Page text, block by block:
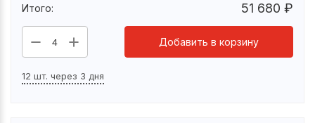
Итого: 51 680 ₽
4 Добавить в корзину
12 шт. через 3 дня